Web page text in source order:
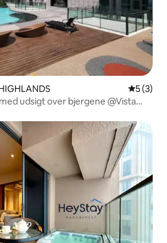
5 ud af 5
5 (3)
udsigt over bjergene @Vista